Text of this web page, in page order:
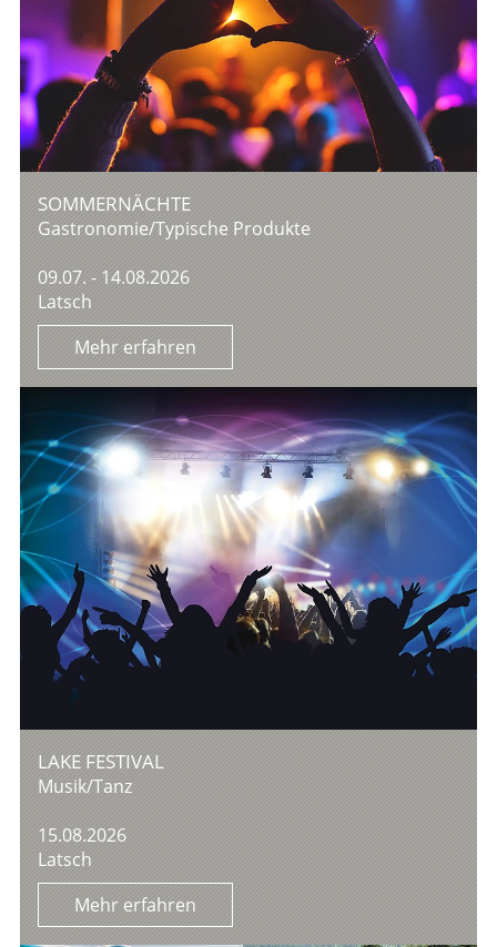
SOMMERNÄCHTE
Gastronomie/Typische Produkte
09.07. - 14.08.2026
Latsch
Mehr erfahren
LAKE FESTIVAL
Musik/Tanz
15.08.2026
Latsch
Mehr erfahren